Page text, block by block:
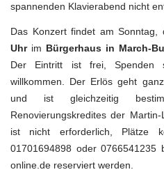
spannenden Klavierabend nicht
Das Konzert findet am Sonntag,
Uhr im Bürgerhaus in March-
Der Eintritt ist frei, Spenden
willkommen. Der Erlös geht
und ist gleichzeitig
Renovierungskredites der
ist nicht erforderlich, Plätze
01701694898 oder 0766541235
online.de reserviert werden.